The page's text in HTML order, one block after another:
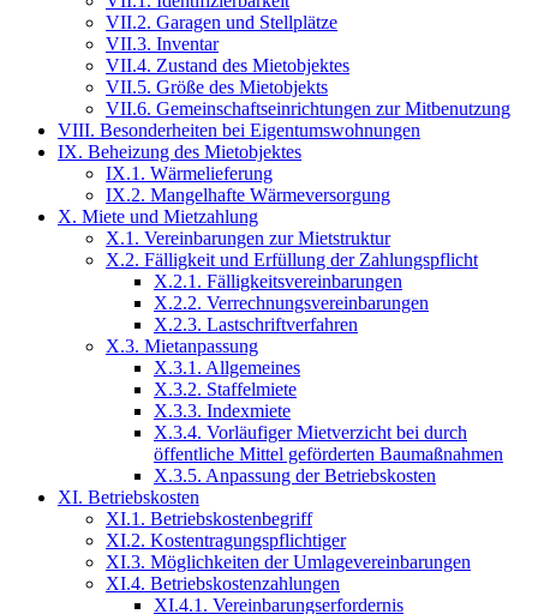
VII.2. Garagen und Stellplätze
VII.3. Inventar
VII.4. Zustand des Mietobjektes
VII.5. Größe des Mietobjekts
VII.6. Gemeinschaftseinrichtungen zur Mitbenutzung
VIII. Besonderheiten bei Eigentumswohnungen
IX. Beheizung des Mietobjektes
IX.1. Wärmelieferung
IX.2. Mangelhafte Wärmeversorgung
X. Miete und Mietzahlung
X.1. Vereinbarungen zur Mietstruktur
X.2. Fälligkeit und Erfüllung der Zahlungspflicht
X.2.1. Fälligkeitsvereinbarungen
X.2.2. Verrechnungsvereinbarungen
X.2.3. Lastschriftverfahren
X.3. Mietanpassung
X.3.1. Allgemeines
X.3.2. Staffelmiete
X.3.3. Indexmiete
X.3.4. Vorläufiger Mietverzicht bei durch
öffentliche Mittel geförderten Baumaßnahmen
X.3.5. Anpassung der Betriebskosten
XI. Betriebskosten
XI.1. Betriebskostenbegriff
XI.2. Kostentragungspflichtiger
XI.3. Möglichkeiten der Umlagevereinbarungen
XI.4. Betriebskostenzahlungen
XI.4.1. Vereinbarungserfordernis